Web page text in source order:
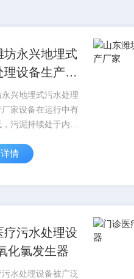
坊永兴地埋式
理设备生产厂
兴地埋式污水处理
家设备在运行中有
污泥持续处于内源
，基本无剩余污泥
理，所以也可称为
情
疗污水处理设
化氯发生器
水处理设备被广泛